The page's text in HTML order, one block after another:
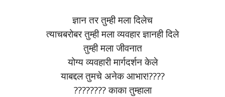
ज्ञान तर तुम्ही मला दिलेच
त्याचबरोबर तुम्ही मला व्यवहार ज्ञानही दिले
तुम्ही मला जीवनात
योग्य व्यवहारी मार्गदर्शन केले
याबद्दल तुमचे अनेक आभार!????
???????? काका तुम्हाला